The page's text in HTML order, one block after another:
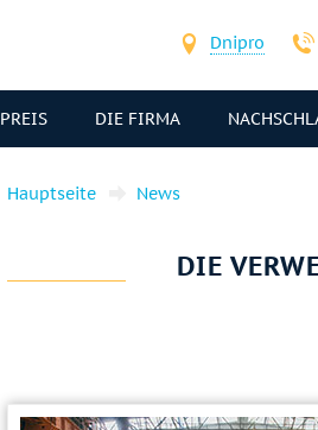
Dnipro
PREIS DIE FIRMA
Hauptseite News
DIE